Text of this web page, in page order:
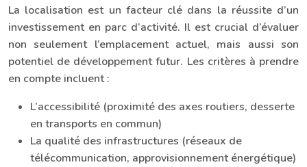
La localisation est un facteur clé dans la réussite d’un
investissement en parc d’activité. Il est crucial d’évaluer
non seulement l’emplacement actuel, mais aussi son
potentiel de développement futur. Les critères à prendre
en compte incluent :
L’accessibilité (proximité des axes routiers, desserte
en transports en commun)
La qualité des infrastructures (réseaux de
télécommunication, approvisionnement énergétique)